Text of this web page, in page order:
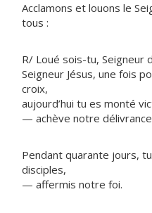
Acclamons et louons le
tous :
R/ Loué sois-tu, Seigneur
Seigneur Jésus, une fois
croix,
aujourd’hui tu es monté
— achève notre
Pendant quarante jours,
disciples,
— affermis notre foi.